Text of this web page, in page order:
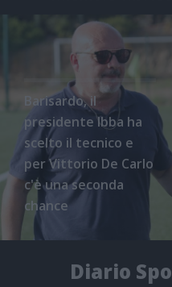
Barisardo, il
presidente Ibba ha
scelto il tecnico e
per Vittorio De Carlo
c'è una seconda
chance
Diario